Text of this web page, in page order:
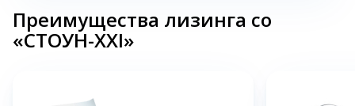
Преимущества лизинга со
«СТОУН-XXI»